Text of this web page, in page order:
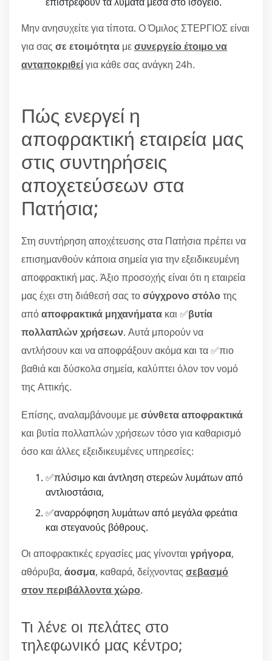
Μην ανησυχείτε για τίποτα. Ο Όμιλος ΣΤΕΡΓΙΟΣ είναι
για σας σε ετοιμότητα μεσυνεργείο έτοιμο να
ανταποκριθείγια κάθε σας ανάγκη 24h.
Πώς ενεργεί η
αποφρακτική εταιρεία μας
στις συντηρήσεις
αποχετεύσεων στα
Πατήσια;
Στη συντήρηση αποχέτευσης στα Πατήσια πρέπει να
επισημανθούν κάποια σημεία για την εξειδικευμένη
αποφρακτική μας. Άξιο προσοχής είναι ότι η εταιρεία
μας έχει στη διάθεσή σας τοσύγχρονο στόλοτης
απόαποφρακτικά μηχανήματα και ✅βυτία
πολλαπλών χρήσεων. Αυτά μπορούν να
αντλήσουν και να αποφράξουν ακόμα και τα ✅πιο
βαθιά και δύσκολα σημεία, καλύπτει όλον τον νομό
της Αττικής.
Επίσης, αναλαμβάνουμε μεσύνθετα αποφρακτικά
και βυτία πολλαπλών χρήσεων τόσο για καθαρισμό
όσο και άλλες εξειδικευμένες υπηρεσίες:
✅πλύσιμο και άντληση στερεών λυμάτων από
αντλιοστάσια,
✅αναρρόφηση λυμάτων από μεγάλα φρεάτια
και στεγανούς βόθρους.
Οι αποφρακτικές εργασίες μας γίνονται γρήγορα,
αθόρυβα, άοσμα, καθαρά, δείχνοντας σεβασμό
στον περιβάλλοντα χώρο.
Τι λένε οι πελάτες στο
τηλεφωνικό μας κέντρο;